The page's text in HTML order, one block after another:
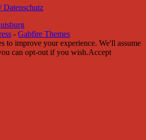
Datenschutz
- Gabfire Themes
to improve your experience. We'll assume
can opt-out if you wish.Accept